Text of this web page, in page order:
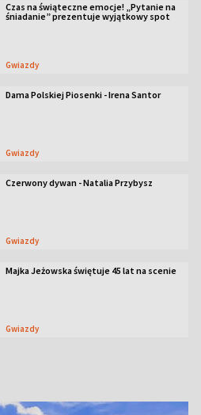
Czas na świąteczne emocje! „Pytanie na
śniadanie” prezentuje wyjątkowy spot
Gwiazdy
Dama Polskiej Piosenki - Irena Santor
Gwiazdy
Czerwony dywan - Natalia Przybysz
Gwiazdy
Majka Jeżowska świętuje 45 lat na scenie
Gwiazdy